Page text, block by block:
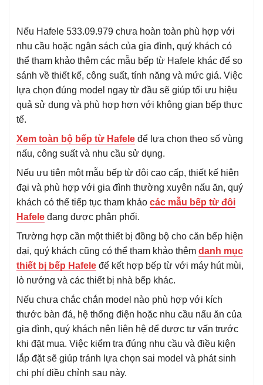
Nếu Hafele 533.09.979 chưa hoàn toàn phù hợp với
nhu cầu hoặc ngân sách của gia đình, quý khách có
thể tham khảo thêm các mẫu bếp từ Hafele khác để so
sánh về thiết kế, công suất, tính năng và mức giá. Việc
lựa chọn đúng model ngay từ đầu sẽ giúp tối ưu hiệu
quả sử dụng và phù hợp hơn với không gian bếp thực
tế.
Xem toàn bộ bếp từ Hafele để lựa chọn theo số vùng
nấu, công suất và nhu cầu sử dụng.
Nếu ưu tiên một mẫu bếp từ đôi cao cấp, thiết kế hiện
đại và phù hợp với gia đình thường xuyên nấu ăn, quý
khách có thể tiếp tục tham khảo các mẫu bếp từ đôi
Hafele đang được phân phối.
Trường hợp cần một thiết bị đồng bộ cho căn bếp hiện
đại, quý khách cũng có thể tham khảo thêm danh mục
thiết bị bếp Hafele để kết hợp bếp từ với máy hút mùi,
lò nướng và các thiết bị nhà bếp khác.
Nếu chưa chắc chắn model nào phù hợp với kích
thước bàn đá, hệ thống điện hoặc nhu cầu nấu ăn của
gia đình, quý khách nên liên hệ để được tư vấn trước
khi đặt mua. Việc kiểm tra đúng nhu cầu và điều kiện
lắp đặt sẽ giúp tránh lựa chọn sai model và phát sinh
chi phí điều chỉnh sau này.